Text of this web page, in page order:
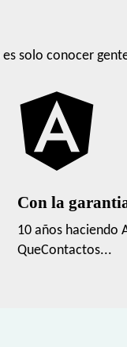
solo conocer
Con la
10 años haciendo
QueContactos...